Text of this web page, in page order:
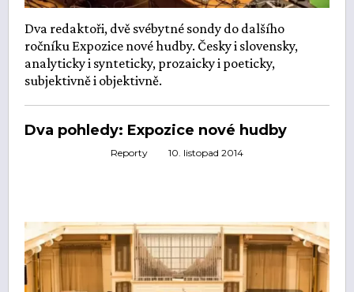
Dva redaktoři, dvě svébytné sondy do dalšího
ročníku Expozice nové hudby. Česky i slovensky,
analyticky i synteticky, prozaicky i poeticky,
subjektivně i objektivně.
Dva pohledy: Expozice nové hudby
Reporty 10. listopad 2014